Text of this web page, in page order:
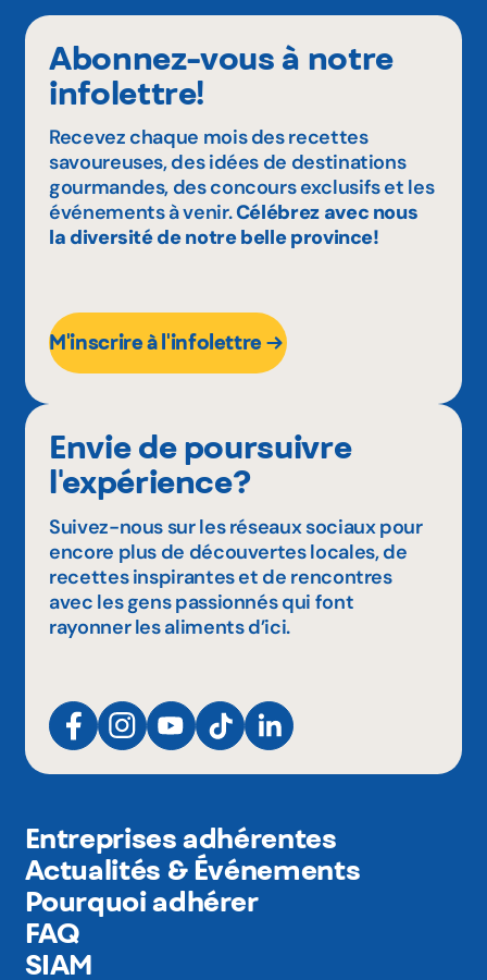
Abonnez-vous à notre
infolettre!
Recevez chaque mois des recettes
savoureuses, des idées de destinations
gourmandes, des concours exclusifs et les
événements à venir.Célébrez avec nous
la diversité de notre belle province!
M'inscrire à l'infolettre
Envie de poursuivre
l'expérience?
Suivez-nous sur les réseaux sociaux pour
encore plus de découvertes locales, de
recettes inspirantes et de rencontres
avec les gens passionnés qui font
rayonner les aliments d’ici.
Entreprises adhérentes
Actualités & Événements
Pourquoi adhérer
FAQ
SIAM